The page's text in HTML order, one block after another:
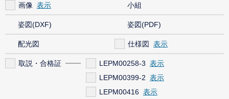
画像 小組
姿図(DXF) 姿図(PDF)
配光図 仕様図
取説・合格証
LEPM00258-3
LEPM00399-2
LEPM00416